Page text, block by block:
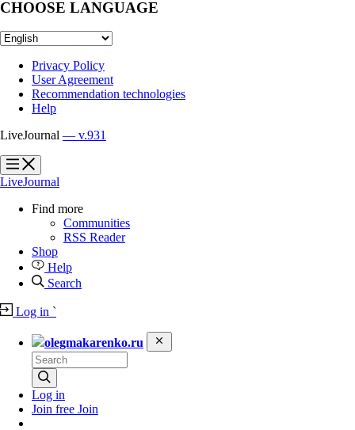
CHOOSE LANGUAGE
Privacy Policy
User Agreement
Recommendation technologies
Help
LiveJournal — v.931
?
?
LiveJournal
Find more
Communities
RSS Reader
Shop
Help
Search
Log in `
olegmakarenko.ru
Log in
Join free Join